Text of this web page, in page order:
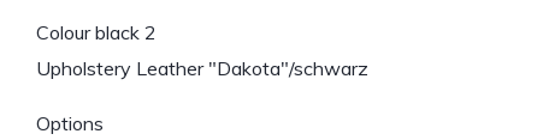
Colour black 2
Upholstery Leather "Dakota"/schwarz
Options